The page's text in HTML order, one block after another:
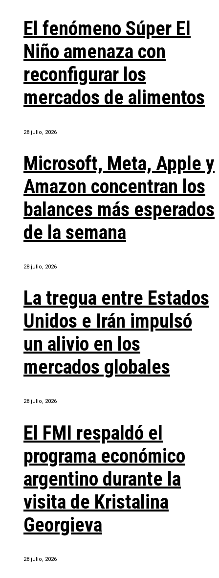
El fenómeno Súper El
Niño amenaza con
reconfigurar los
mercados de alimentos
28 julio, 2026
Microsoft, Meta, Apple y
Amazon concentran los
balances más esperados
de la semana
28 julio, 2026
La tregua entre Estados
Unidos e Irán impulsó
un alivio en los
mercados globales
28 julio, 2026
El FMI respaldó el
programa económico
argentino durante la
visita de Kristalina
Georgieva
28 julio, 2026